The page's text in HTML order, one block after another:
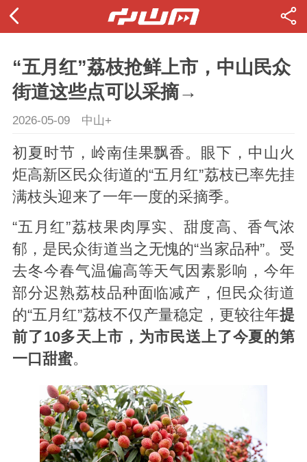
“五月红”荔枝抢鲜上市，中山民众
街道这些点可以采摘→
2026-05-09 中山+
初夏时节，岭南佳果飘香。眼下，中山火
炬高新区民众街道的“五月红”荔枝已率先挂
满枝头迎来了一年一度的采摘季。
“五月红”荔枝果肉厚实、甜度高、香气浓
郁，是民众街道当之无愧的“当家品种”。受
去冬今春气温偏高等天气因素影响，今年
部分迟熟荔枝品种面临减产，但民众街道
的“五月红”荔枝不仅产量稳定，更较往年提
前了10多天上市，为市民送上了今夏的第
一口甜蜜。